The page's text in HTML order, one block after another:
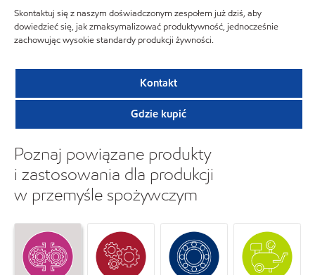
Skontaktuj się z naszym doświadczonym zespołem już dziś, aby
dowiedzieć się, jak zmaksymalizować produktywność, jednocześnie
zachowując wysokie standardy produkcji żywności.
Kontakt
Gdzie kupić
Poznaj powiązane produkty
i zastosowania dla produkcji
w przemyśle spożywczym